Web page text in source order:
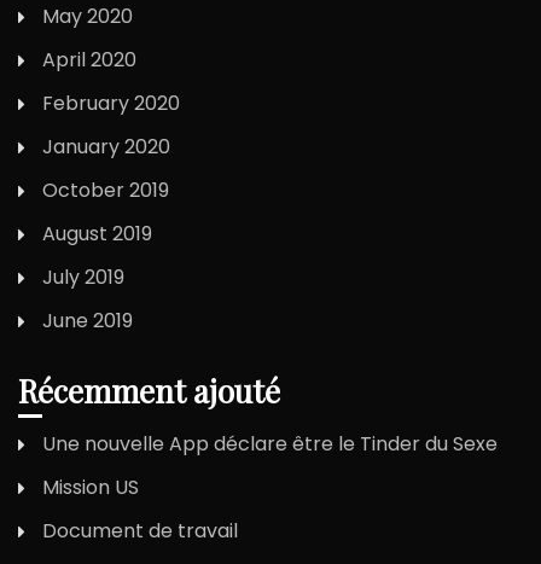
May 2020
April 2020
February 2020
January 2020
October 2019
August 2019
July 2019
June 2019
Récemment ajouté
Une nouvelle App déclare être le Tinder du Sexe
Mission US
Document de travail